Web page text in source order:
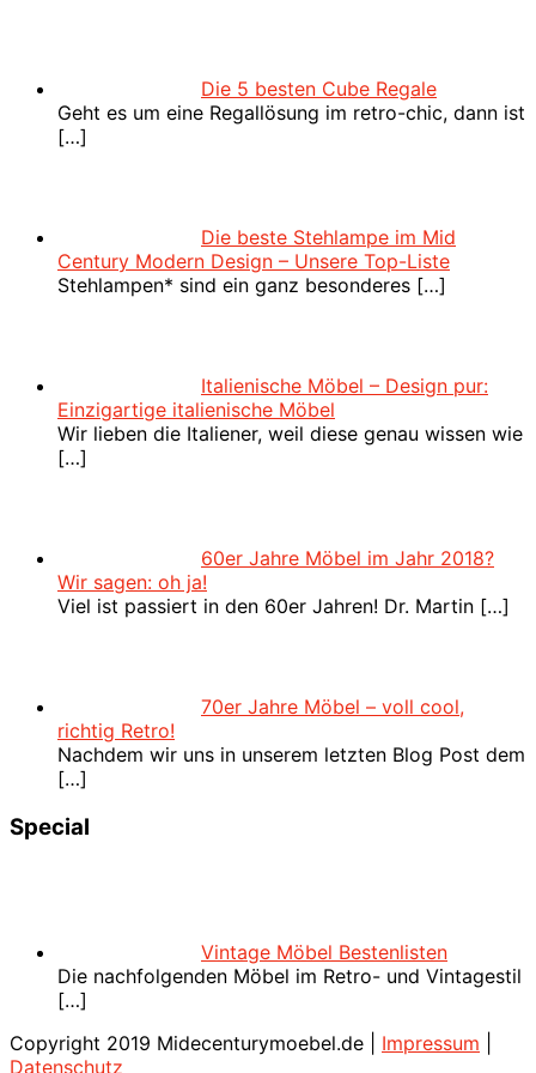
Die 5 besten Cube Regale
Geht es um eine Regallösung im retro-chic, dann ist
[…]
Die beste Stehlampe im Mid
Century Modern Design – Unsere Top-Liste
Stehlampen* sind ein ganz besonderes […]
Italienische Möbel – Design pur:
Einzigartige italienische Möbel
Wir lieben die Italiener, weil diese genau wissen wie
[…]
60er Jahre Möbel im Jahr 2018?
Wir sagen: oh ja!
Viel ist passiert in den 60er Jahren! Dr. Martin […]
70er Jahre Möbel – voll cool,
richtig Retro!
Nachdem wir uns in unserem letzten Blog Post dem
[…]
Special
Vintage Möbel Bestenlisten
Die nachfolgenden Möbel im Retro- und Vintagestil
[…]
Copyright 2019 Midecenturymoebel.de | Impressum
Datenschutz